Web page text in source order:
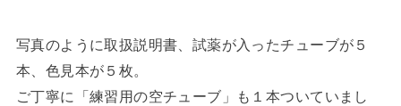
写真のように取扱説明書、試薬が入ったチューブが５
本、色見本が５枚。
ご丁寧に「練習用の空チューブ」も１本ついていまし